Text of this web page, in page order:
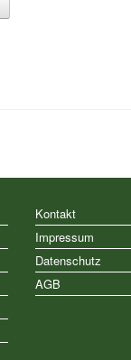
Kontakt
Impressum
Datenschutz
AGB